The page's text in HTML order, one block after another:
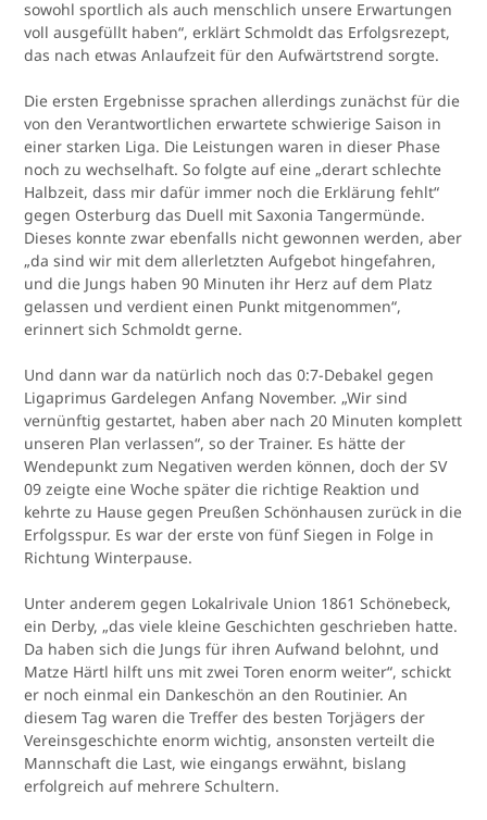
sowohl sportlich als auch menschlich unsere Erwartungen
voll ausgefüllt haben“, erklärt Schmoldt das Erfolgsrezept,
das nach etwas Anlaufzeit für den Aufwärtstrend sorgte.
Die ersten Ergebnisse sprachen allerdings zunächst für die
von den Verantwortlichen erwartete schwierige Saison in
einer starken Liga. Die Leistungen waren in dieser Phase
noch zu wechselhaft. So folgte auf eine „derart schlechte
Halbzeit, dass mir dafür immer noch die Erklärung fehlt“
gegen Osterburg das Duell mit Saxonia Tangermünde.
Dieses konnte zwar ebenfalls nicht gewonnen werden, aber
„da sind wir mit dem allerletzten Aufgebot hingefahren,
und die Jungs haben 90 Minuten ihr Herz auf dem Platz
gelassen und verdient einen Punkt mitgenommen“,
erinnert sich Schmoldt gerne.
Und dann war da natürlich noch das 0:7-Debakel gegen
Ligaprimus Gardelegen Anfang November. „Wir sind
vernünftig gestartet, haben aber nach 20 Minuten komplett
unseren Plan verlassen“, so der Trainer. Es hätte der
Wendepunkt zum Negativen werden können, doch der SV
09 zeigte eine Woche später die richtige Reaktion und
kehrte zu Hause gegen Preußen Schönhausen zurück in die
Erfolgsspur. Es war der erste von fünf Siegen in Folge in
Richtung Winterpause.
Unter anderem gegen Lokalrivale Union 1861 Schönebeck,
ein Derby, „das viele kleine Geschichten geschrieben hatte.
Da haben sich die Jungs für ihren Aufwand belohnt, und
Matze Härtl hilft uns mit zwei Toren enorm weiter“, schickt
er noch einmal ein Dankeschön an den Routinier. An
diesem Tag waren die Treffer des besten Torjägers der
Vereinsgeschichte enorm wichtig, ansonsten verteilt die
Mannschaft die Last, wie eingangs erwähnt, bislang
erfolgreich auf mehrere Schultern.